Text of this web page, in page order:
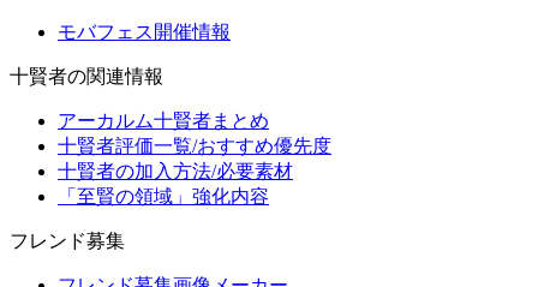
モバフェス開催情報
十賢者の関連情報
アーカルム十賢者まとめ
十賢者評価一覧/おすすめ優先度
十賢者の加入方法/必要素材
「至賢の領域」強化内容
フレンド募集